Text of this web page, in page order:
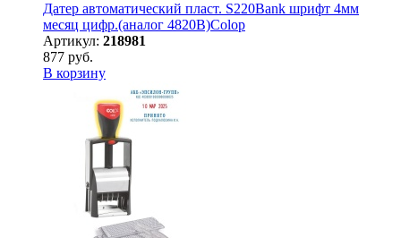
Датер автоматический пласт. S220Bank шрифт 4мм
месяц цифр.(аналог 4820B)Colop
Артикул: 218981
877 руб.
В корзину